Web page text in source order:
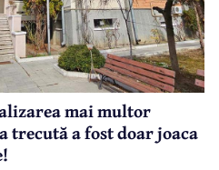
mai multor
trecută a fost doar joaca